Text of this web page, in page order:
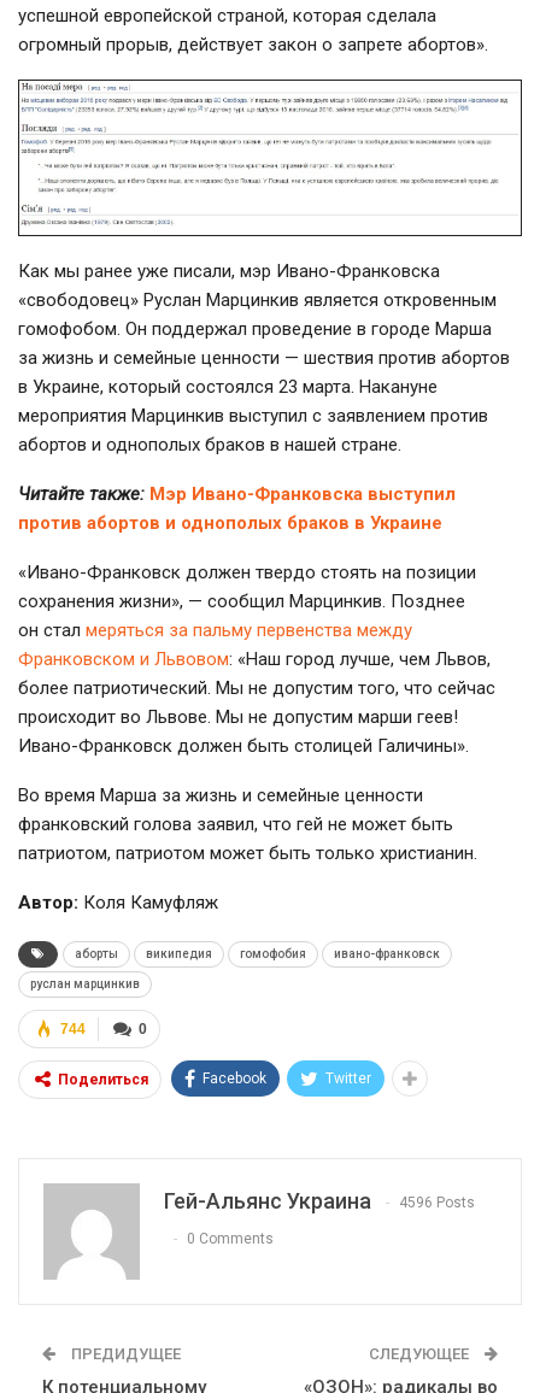
успешной европейской страной, которая сделала
огромный прорыв, действует закон о запрете абортов».
Как мы ранее уже писали, мэр Ивано-Франковска
«свободовец» Руслан Марцинкив является откровенным
гомофобом. Он поддержал проведение в городе Марша
за жизнь и семейные ценности — шествия против абортов
в Украине, который состоялся 23 марта. Накануне
мероприятия Марцинкив выступил с заявлением против
абортов и однополых браков в нашей стране.
Читайте также: Мэр Ивано-Франковска выступил
против абортов и однополых браков в Украине
«Ивано-Франковск должен твердо стоять на позиции
сохранения жизни», — сообщил Марцинкив. Позднее
он стал меряться за пальму первенства между
Франковском и Львовом: «Наш город лучше, чем Львов,
более патриотический. Мы не допустим того, что сейчас
происходит во Львове. Мы не допустим марши геев!
Ивано-Франковск должен быть столицей Галичины».
Во время Марша за жизнь и семейные ценности
франковский голова заявил, что гей не может быть
патриотом, патриотом может быть только христианин.
Автор: Коля Камуфляж
аборты википедия гомофобия ивано-франковск
руслан марцинкив
0
744
Поделиться Facebook Twitter
Гей-Альянс Украина 4596 Posts
0 Comments
ПРЕДИДУЩЕЕ
К потенциальному
СЛЕДУЮЩЕЕ
«ОЗОН»: радикалы во